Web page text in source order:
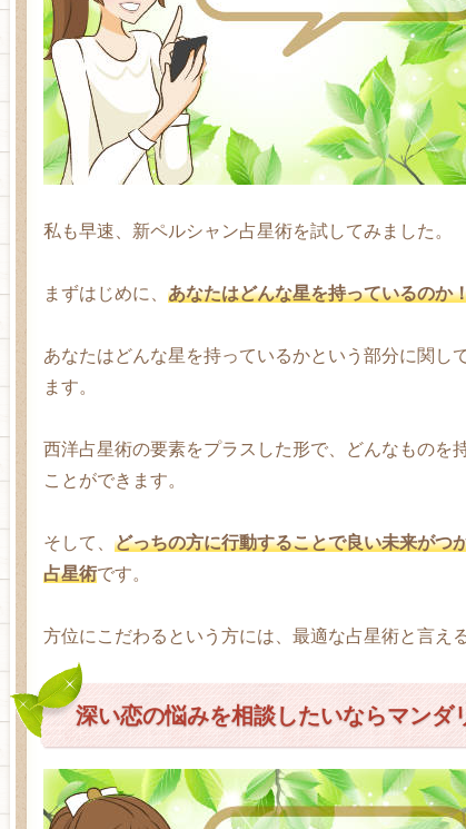
私も早速、新ペルシャン占星術を試してみました。
まずはじめに、 あなたはどんな星を持っているのか
あなたはどんな星を持っているかという部分に関し
ます。
西洋占星術の要素をプラスした形で、どんなものを
ことができます。
そして、 どっちの方に行動することで良い未来がつ
占星術です。
方位にこだわるという方には、最適な占星術と言え
深い恋の悩みを相談したいならマンダ